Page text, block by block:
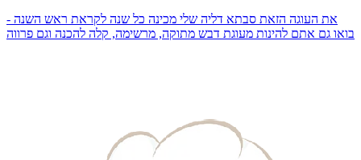
את העוגה הזאת סבתא דליה שלי מכינה כל שנה לקראת ראש השנה -
בואו גם אתם להינות מעוגת דבש מתוקה, מרשימה, קלה להכנה וגם פרווה